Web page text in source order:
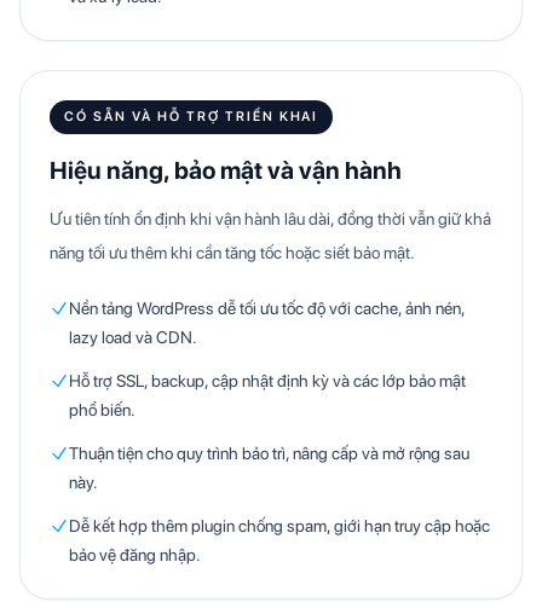
CÓ SẴN VÀ HỖ TRỢ TRIỂN KHAI
Hiệu năng, bảo mật và vận hành
Ưu tiên tính ổn định khi vận hành lâu dài, đồng thời vẫn giữ khả
năng tối ưu thêm khi cần tăng tốc hoặc siết bảo mật.
Nền tảng WordPress dễ tối ưu tốc độ với cache, ảnh nén,
lazy load và CDN.
Hỗ trợ SSL, backup, cập nhật định kỳ và các lớp bảo mật
phổ biến.
Thuận tiện cho quy trình bảo trì, nâng cấp và mở rộng sau
này.
Dễ kết hợp thêm plugin chống spam, giới hạn truy cập hoặc
bảo vệ đăng nhập.